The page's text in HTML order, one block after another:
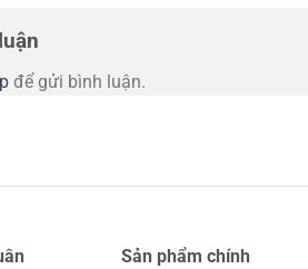
để gửi bình luận.
Sản phẩm chính